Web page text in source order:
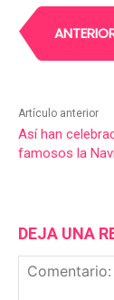
Artículo anterior
Así han
famosos la
DEJA UNA